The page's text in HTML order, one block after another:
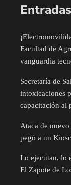
Facultad de
vanguardia
Secretaría de
intoxicaciones
capacitación al
Ataca de
pegó a un
Lo ejecutan, lo
El Zapote de